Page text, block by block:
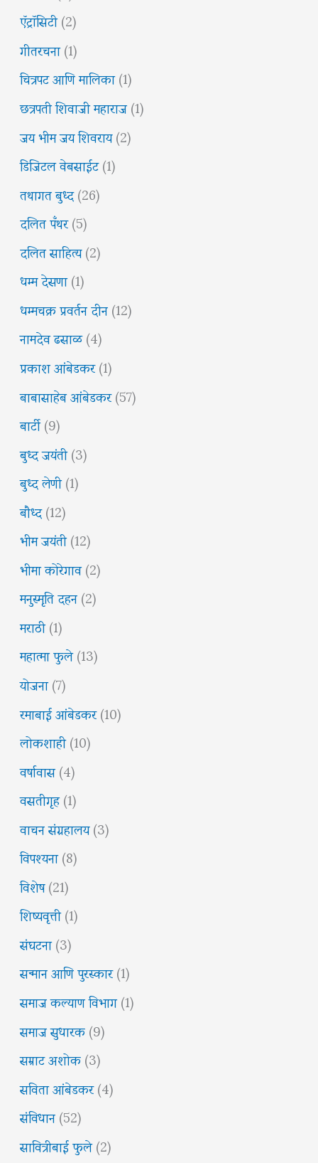
ऍट्रॉसिटी(2)
गीतरचना(1)
चित्रपट आणि मालिका(1)
छत्रपती शिवाजी महाराज(1)
जय भीम जय शिवराय(2)
डिजिटल वेबसाईट(1)
तथागत बुध्द(26)
दलित पँथर(5)
दलित साहित्य(2)
धम्म देसणा(1)
धम्मचक्र प्रवर्तन दीन(12)
नामदेव ढसाळ(4)
प्रकाश आंबेडकर(1)
बाबासाहेब आंबेडकर(57)
बार्टी(9)
बुध्द जयंती(3)
बुध्द लेणी(1)
बौध्द(12)
भीम जयंती(12)
भीमा कोरेगाव(2)
मनुस्मृति दहन(2)
मराठी(1)
महात्मा फुले(13)
योजना(7)
रमाबाई आंबेडकर(10)
लोकशाही(10)
वर्षावास(4)
वसतीगृह(1)
वाचन संग्रहालय(3)
विपश्यना(8)
विशेष(21)
शिष्यवृत्ती(1)
संघटना(3)
सन्मान आणि पुरस्कार(1)
समाज कल्याण विभाग(1)
समाज सुधारक(9)
सम्राट अशोक(3)
सविता आंबेडकर(4)
संविधान(52)
सावित्रीबाई फुले(2)